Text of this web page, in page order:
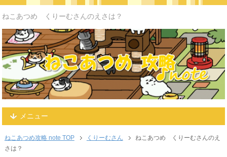
ねこあつめ くりーむさんのえさは？
メニュー
ねこあつめ攻略 note TOP くりーむさん
ねこあつめ くりーむさんのえ
さは？